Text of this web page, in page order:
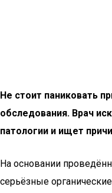
Не стоит паниковать
обследования. Врач
патологии и ищет
На основании
серьёзные